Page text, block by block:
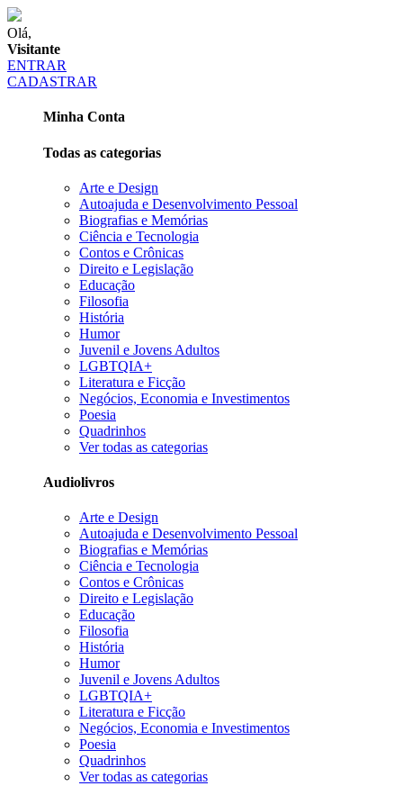
Olá,
Visitante
ENTRAR
CADASTRAR
Minha Conta
Todas as categorias
Arte e Design
Autoajuda e Desenvolvimento Pessoal
Biografias e Memórias
Ciência e Tecnologia
Contos e Crônicas
Direito e Legislação
Educação
Filosofia
História
Humor
Juvenil e Jovens Adultos
LGBTQIA+
Literatura e Ficção
Negócios, Economia e Investimentos
Poesia
Quadrinhos
Ver todas as categorias
Audiolivros
Arte e Design
Autoajuda e Desenvolvimento Pessoal
Biografias e Memórias
Ciência e Tecnologia
Contos e Crônicas
Direito e Legislação
Educação
Filosofia
História
Humor
Juvenil e Jovens Adultos
LGBTQIA+
Literatura e Ficção
Negócios, Economia e Investimentos
Poesia
Quadrinhos
Ver todas as categorias